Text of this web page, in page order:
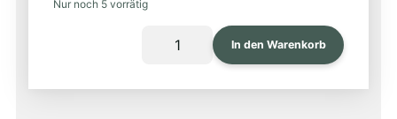
Nur noch 5 vorrätig
In den Warenkorb